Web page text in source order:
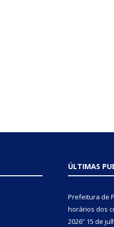
ÚLTIMAS
Prefeitura de
horários dos
2026” 15 de